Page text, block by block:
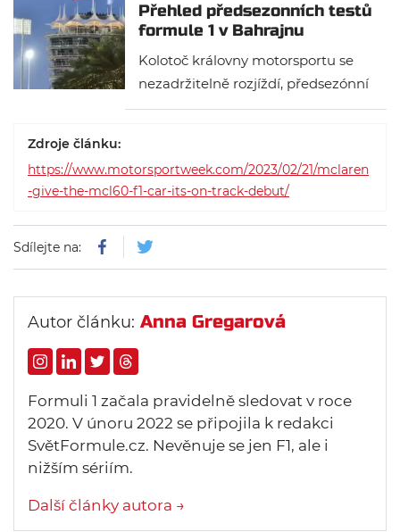
Přehled předsezonních testů
formule 1 v Bahrajnu
Kolotoč královny motorsportu se
nezadržitelně rozjíždí, předsezónní
testy jsou za rohem a týmy pečlivě
ověřit v Bahrajnu.
Zdroje článku:
https://www.motorsportweek.com/2023/02/21/mclaren
-give-the-mcl60-f1-car-its-on-track-debut/
Sdílejte na:
Autor článku: Anna Gregarová
Formuli 1 začala pravidelně sledovat v roce
2020. V únoru 2022 se připojila k redakci
SvětFormule.cz. Nevěnuje se jen F1, ale i
nižším sériím.
Další články autora →